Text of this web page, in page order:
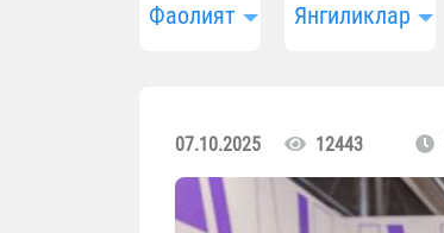
Фаолият Янгиликлар
07.10.2025 12443